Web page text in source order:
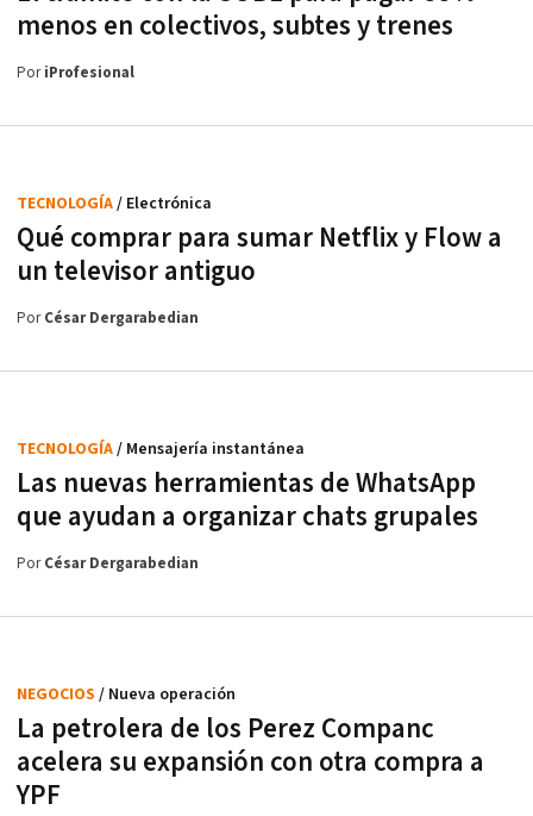
menos en colectivos, subtes y trenes
PoriProfesional
Qué comprar para sumar Netflix y Flow a
un televisor antiguo
TECNOLOGÍA/ Electrónica
PorCésar Dergarabedian
Las nuevas herramientas de WhatsApp
que ayudan a organizar chats grupales
TECNOLOGÍA/ Mensajería instantánea
PorCésar Dergarabedian
La petrolera de los Perez Companc
acelera su expansión con otra compra a
YPF
NEGOCIOS / Nueva operación